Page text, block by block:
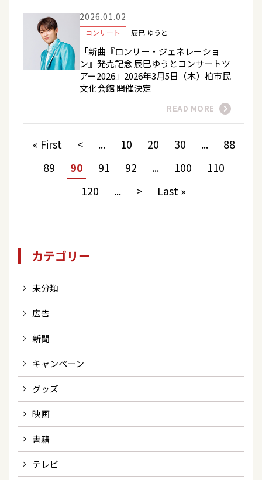
2026.01.02
コンサート 辰巳 ゆうと
「新曲『ロンリー・ジェネレーショ
ン』発売記念 辰巳ゆうとコンサートツ
アー2026」2026年3月5日（木）柏市民
文化会館 開催決定
READ MORE
« First < ... 10 20 30 ...
88
89
90 91 92 ... 100
110
120
... > Last »
カテゴリー
未分類
広告
新聞
キャンペーン
グッズ
映画
書籍
テレビ